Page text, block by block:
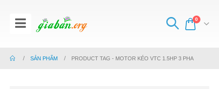
0
SẢN PHẨM PRODUCT TAG - MOTOR KÉO VTC 1.5HP 3 PHA